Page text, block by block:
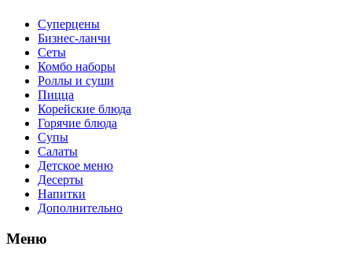
Суперцены
Бизнес-ланчи
Сеты
Комбо наборы
Роллы и суши
Пицца
Корейские блюда
Горячие блюда
Супы
Салаты
Детское меню
Десерты
Напитки
Дополнительно
Меню